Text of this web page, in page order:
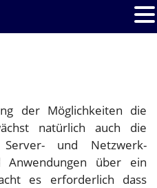
der Möglichkeiten die
natürlich auch die
und Netzwerk-
über ein
es erforderlich dass